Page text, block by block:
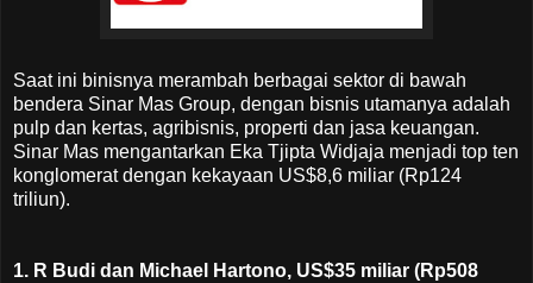
Saat ini binisnya merambah berbagai sektor di bawah
bendera Sinar Mas Group, dengan bisnis utamanya adalah
pulp dan kertas, agribisnis, properti dan jasa keuangan.
Sinar Mas mengantarkan Eka Tjipta Widjaja menjadi top ten
konglomerat dengan kekayaan US$8,6 miliar (Rp124
triliun).
1. R Budi dan Michael Hartono, US$35 miliar (Rp508